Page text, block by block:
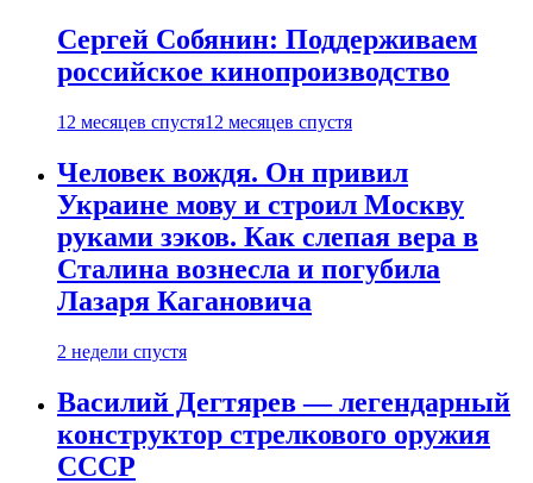
Сергей Собянин: Поддерживаем
российское кинопроизводство
12 месяцев спустя12 месяцев спустя
Человек вождя. Он привил
Украине мову и строил Москву
руками зэков. Как слепая вера в
Сталина вознесла и погубила
Лазаря Кагановича
2 недели спустя
Василий Дегтярев — легендарный
конструктор стрелкового оружия
СССР